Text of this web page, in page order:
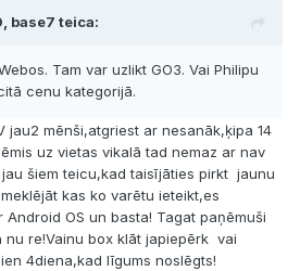
base7 teica:
Tam var uzlikt GO3. Vai Philipu
cenu kategorijā.
jau2 mēnši,atgriest ar nesanāk,ķipa 14
uz vietas vikalā tad nemaz ar nav
jau šiem teicu,kad taisījāties pirkt jaunu
kas ko varētu ieteikt,es
OS un basta! Tagat paņēmuši
re!Vainu box klāt japiepērk vai
4diena,kad līgums noslēgts!